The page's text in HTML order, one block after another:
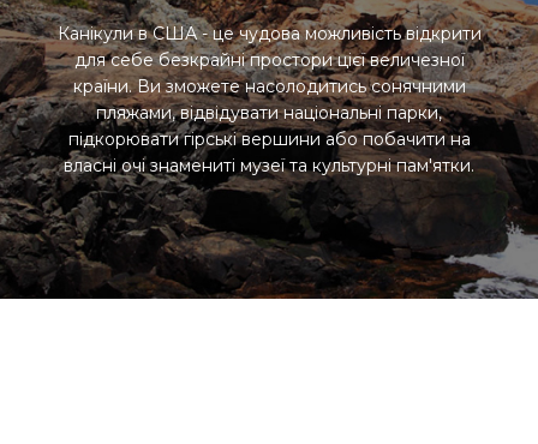
Канікули в США - це чудова можливість відкрити
для себе безкрайні простори цієї величезної
країни. Ви зможете насолодитись сонячними
пляжами, відвідувати національні парки,
підкорювати гірські вершини або побачити на
власні очі знамениті музеї та культурні пам'ятки.